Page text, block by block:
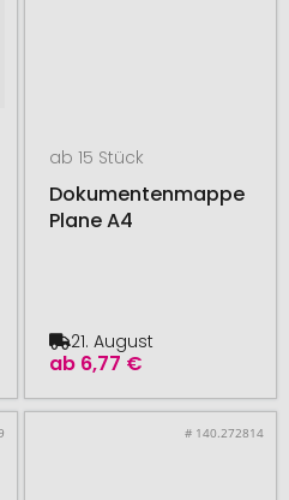
ab 15 Stück
Dokumentenmappe
Plane A4
ab 6,77 €
21. August
# 140.272814